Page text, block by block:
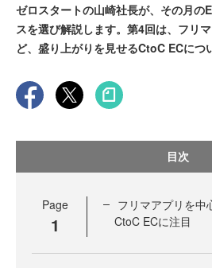
ゼロスタートの山崎社長が、その月の
スを選び解説します。第4回は、フリ
ど、盛り上がりを見せるCtoC ECにつ
目次
Page
1
フリマアプリを中
CtoC ECに注目